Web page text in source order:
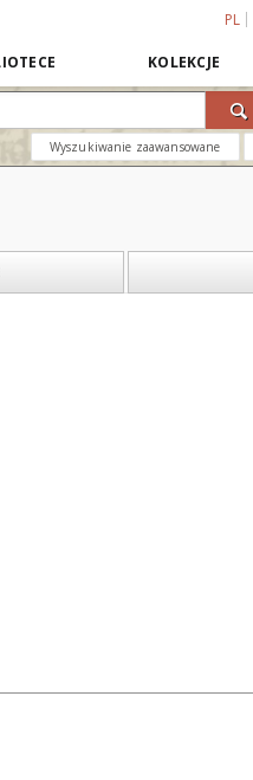
PL
KOLEKCJE
Wyszukiwanie zaawansowane